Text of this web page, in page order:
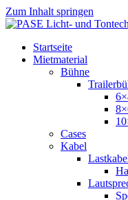
Zum Inhalt springen
Startseite
Mietmaterial
Bühne
Cases
Kabel